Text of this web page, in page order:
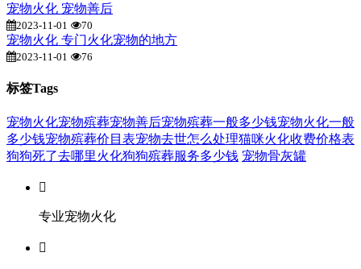
宠物火化 宠物善后
2023-11-01 70
宠物火化 专门火化宠物的地方
2023-11-01 76
标签Tags
宠物火化宠物殡葬宠物善后宠物殡葬一般多少钱宠物火化一般
多少钱宠物殡葬价目表宠物去世怎么处理猫咪火化收费价格表
狗狗死了去哪里火化狗狗殡葬服务多少钱 宠物骨灰罐

专业宠物火化
